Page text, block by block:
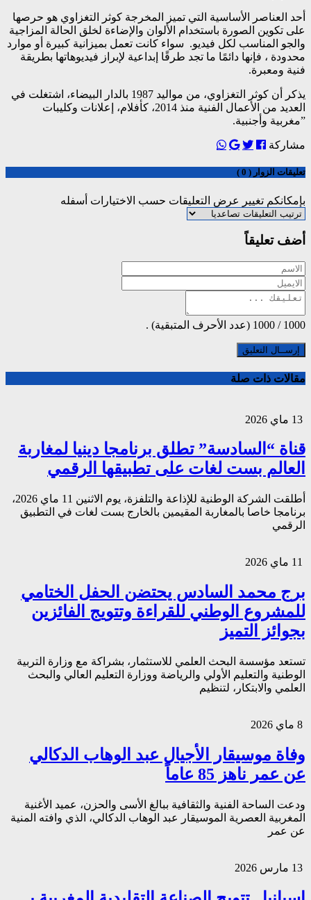
أحد العناصر الأساسية التي تميز المخرجة كوثر التغزاوي هو حرصها
على تكوين الصورة باستخدام الألوان والإضاءة لخلق الحالة المزاجية
والجو المناسب لكل فيديو. سواء كانت تعمل بميزانية كبيرة أو موارد
محدودة ، فإنها دائمًا ما تجد طرقًا إبداعية لإبراز فيديوهاتها بطريقة
فنية ومعبرة.
يذكر أن كوثر التغزاوي، من مواليد 1987 بالدار البيضاء، اشتغلت في
العديد من الأعمال الفنية منذ 2014، كأفلام، إعلانات وكليبات
”مغربية وأجنبية.
مشاركة
تعليقات الزوار ( 0 )
بإمكانكم تغيير عرض التعليقات حسب الاختيارات أسفله
أضف تعليقاً
1000
/
1000 (عدد الأحرف المتبقية) .
مقالات ذات صلة
قناة “السادسة” تطلق برنامجا دينيا لمغاربة
العالم بست لغات على تطبيقها الرقمي
أطلقت الشركة الوطنية للإذاعة والتلفزة، يوم الاثنين 11 ماي 2026،
برنامجا خاصا بالمغاربة المقيمين بالخارج بست لغات في التطبيق
الرقمي
برج محمد السادس يحتضن الحفل الختامي
للمشروع الوطني للقراءة وتتويج الفائزين
بجوائز التميز
تستعد مؤسسة البحث العلمي للاستثمار، بشراكة مع وزارة التربية
الوطنية والتعليم الأولي والرياضة ووزارة التعليم العالي والبحث
العلمي والابتكار، لتنظيم
وفاة موسيقار الأجيال عبد الوهاب الدكالي
عن عمر ناهز 85 عاماً
ودعت الساحة الفنية والثقافية ببالغ الأسى والحزن، عميد الأغنية
المغربية العصرية الموسيقار عبد الوهاب الدكالي، الذي وافته المنية
عن عمر